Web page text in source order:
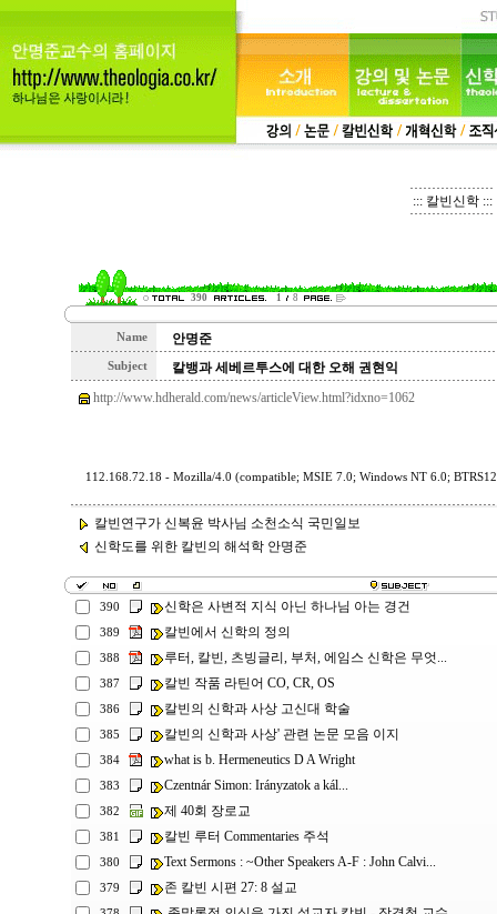
::: 칼빈신학 :::
390 1 8
Name 안명준
Subject
칼뱅과 세베르투스에 대한 오해 권현익
http://www.hdherald.com/news/articleView.html?idxno=1062
112.168.72.18 - Mozilla/4.0 (compatible; MSIE 7.0; Windows NT 6.0;
칼빈연구가 신복윤 박사님 소천소식 국민일보
신학도를 위한 칼빈의 해석학 안명준
390 신학은 사변적 지식 아닌 하나님 아는 경건
389 칼빈에서 신학의 정의
388 루터, 칼빈, 츠빙글리, 부처, 에임스 신학은 무엇...
387 칼빈 작품 라틴어 CO, CR, OS
386 칼빈의 신학과 사상 고신대 학술
385 칼빈의 신학과 사상' 관련 논문 모음 이지
384 what is b. Hermeneutics D A Wright
383 Czentnár Simon: Irányzatok a kál...
382 제 40회 장로교
381 칼빈 루터 Commentaries 주석
380 Text Sermons : ~Other Speakers A-F : John Calvi...
379 존 칼빈 시편 27: 8 설교